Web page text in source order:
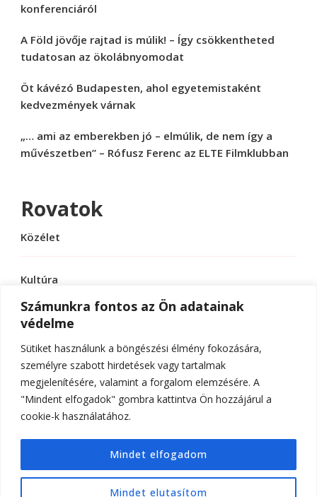
Számunkra fontos az Ön adatainak
védelme
Sütiket használunk a böngészési élmény fokozására,
személyre szabott hirdetések vagy tartalmak
megjelenítésére, valamint a forgalom elemzésére. A
"Mindent elfogadok" gombra kattintva Ön hozzájárul a
cookie-k használatához.
Mindet elutasítom
Mindet elfogadom
konferenciáról
A Föld jövője rajtad is múlik! – Így csökkentheted
tudatosan az ökolábnyomodat
Öt kávézó Budapesten, ahol egyetemistaként
kedvezmények várnak
„… ami az emberekben jó – elmúlik, de nem így a
művészetben” – Rófusz Ferenc az ELTE Filmklubban
Rovatok
Közélet
Kultúra
Sport
Tudomány
© Szerzői jog 2026ELTE Online
fenntartva.Hello Fashion | FejlesztetteBlossom
Themes.Készítette: WordPress